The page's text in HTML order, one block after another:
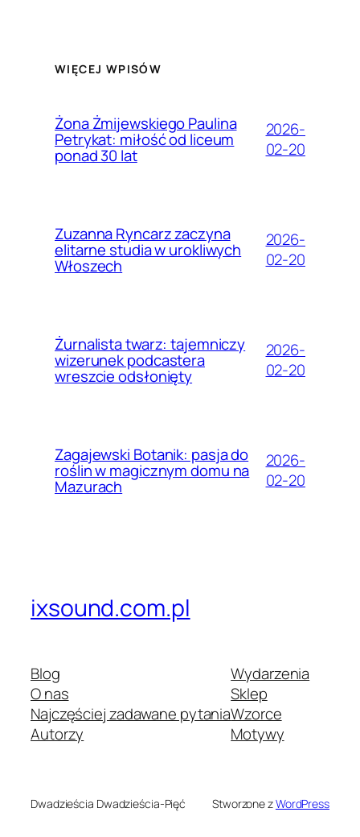
WIĘCEJ WPISÓW
Żona Żmijewskiego Paulina
Petrykat: miłość od liceum
ponad 30 lat
2026-
02-20
Zuzanna Ryncarz zaczyna
elitarne studia w urokliwych
Włoszech
2026-
02-20
Żurnalista twarz: tajemniczy
wizerunek podcastera
wreszcie odsłonięty
2026-
02-20
Zagajewski Botanik: pasja do
roślin w magicznym domu na
Mazurach
2026-
02-20
ixsound.com.pl
Blog
O nas
Najczęściej zadawane pytania
Autorzy
Wydarzenia
Sklep
Wzorce
Motywy
Dwadzieścia Dwadzieścia-Pięć Stworzone zWordPress